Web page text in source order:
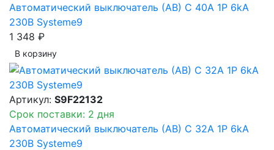
Автоматический выключатель (АВ) C 40A 1P 6kA
230В Systeme9
1 348 ₽
В корзинy
Артикул: S9F22132
Срок поставки: 2 дня
Автоматический выключатель (АВ) C 32A 1P 6kA
230В Systeme9